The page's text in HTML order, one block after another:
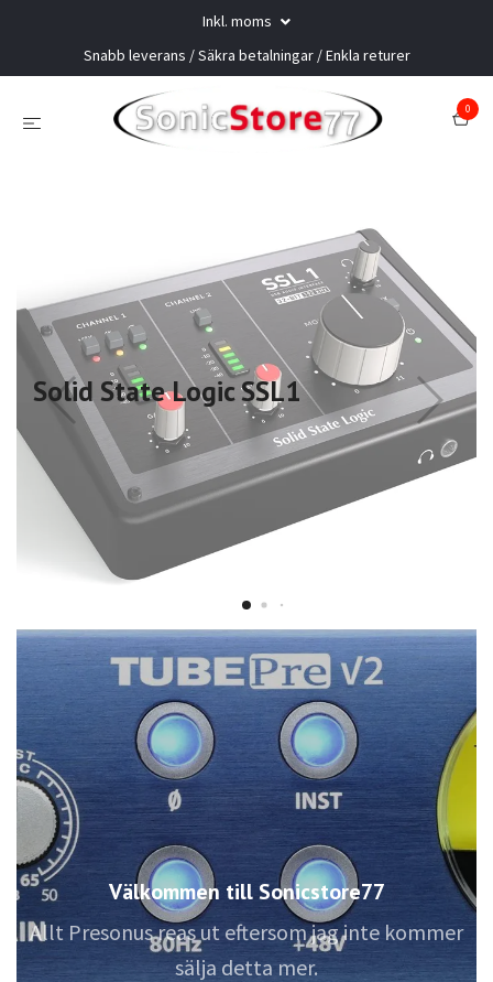
Inkl. moms
Snabb leverans / Säkra betalningar / Enkla returer
0
Solid State Logic SSL1
Välkommen till Sonicstore77
Allt Presonus reas ut eftersom jag inte kommer
sälja detta mer.